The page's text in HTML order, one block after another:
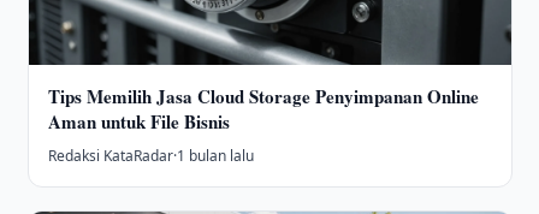
Tips Memilih Jasa Cloud Storage Penyimpanan Online
Aman untuk File Bisnis
Redaksi KataRadar·1 bulan lalu